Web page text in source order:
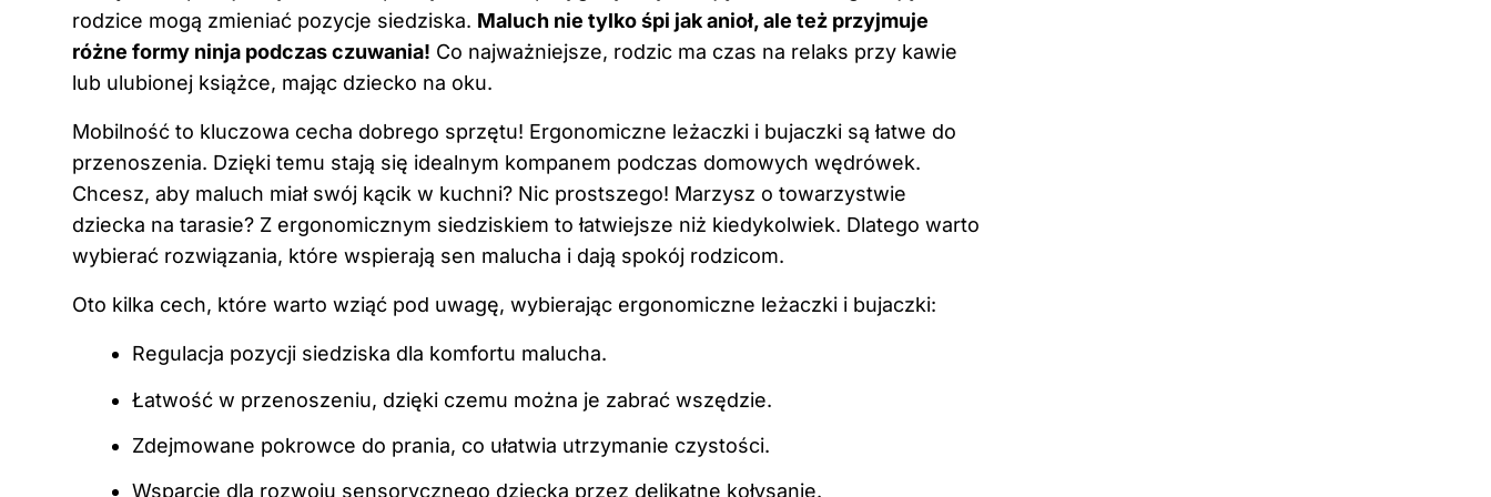
rodzice mogą zmieniać pozycje siedziska. Maluch nie tylko śpi jak anioł, ale też przyjmuje
różne formy ninja podczas czuwania! Co najważniejsze, rodzic ma czas na relaks przy kawie
lub ulubionej książce, mając dziecko na oku.
Mobilność to kluczowa cecha dobrego sprzętu! Ergonomiczne leżaczki i bujaczki są łatwe do
przenoszenia. Dzięki temu stają się idealnym kompanem podczas domowych wędrówek.
Chcesz, aby maluch miał swój kącik w kuchni? Nic prostszego! Marzysz o towarzystwie
dziecka na tarasie? Z ergonomicznym siedziskiem to łatwiejsze niż kiedykolwiek. Dlatego warto
wybierać rozwiązania, które wspierają sen malucha i dają spokój rodzicom.
Oto kilka cech, które warto wziąć pod uwagę, wybierając ergonomiczne leżaczki i bujaczki:
Regulacja pozycji siedziska dla komfortu malucha.
Łatwość w przenoszeniu, dzięki czemu można je zabrać wszędzie.
Zdejmowane pokrowce do prania, co ułatwia utrzymanie czystości.
Wsparcie dla rozwoju sensorycznego dziecka przez delikatne kołysanie.